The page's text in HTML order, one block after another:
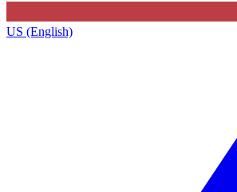
US (English)